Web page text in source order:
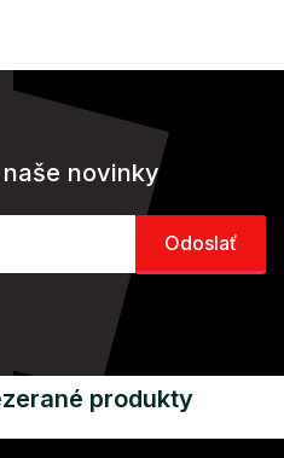
novinky
produkty